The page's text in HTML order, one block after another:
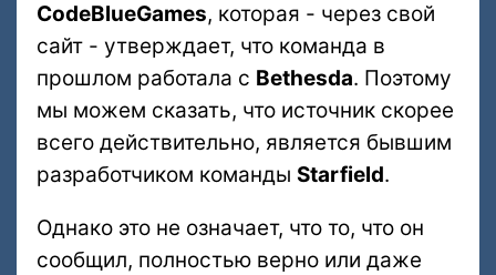
CodeBlueGames, которая - через свой
сайт - утверждает, что команда в
прошлом работала с Bethesda. Поэтому
мы можем сказать, что источник скорее
всего действительно, является бывшим
разработчиком команды Starfield.
Однако это не означает, что то, что он
сообщил, полностью верно или даже